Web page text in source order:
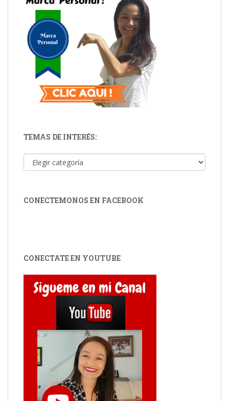
TEMAS DE INTERÉS:
Temas de Interés:
CONECTEMONOS EN FACEBOOK
CONECTATE EN YOUTUBE